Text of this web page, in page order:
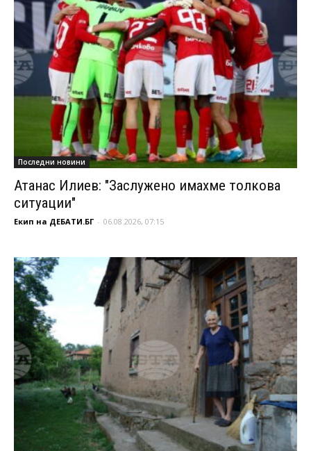
Последни новини
Атанас Илиев: "Заслужено имахме толкова
ситуации"
Екип на ДЕБАТИ.БГ - 06.08.2026, 07:15